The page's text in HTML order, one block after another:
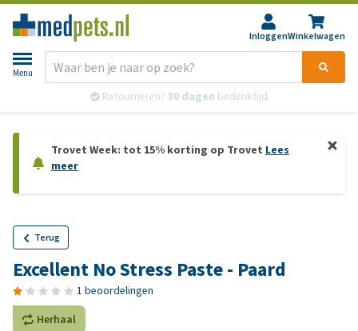
InloggenWinkelwagen
Menu
Retourneren? 30 dagen bedenktijd
Trovet Week: tot 15% korting op Trovet Lees
meer
Terug
Excellent No Stress Paste - Paard
1 beoordelingen
Herhaal